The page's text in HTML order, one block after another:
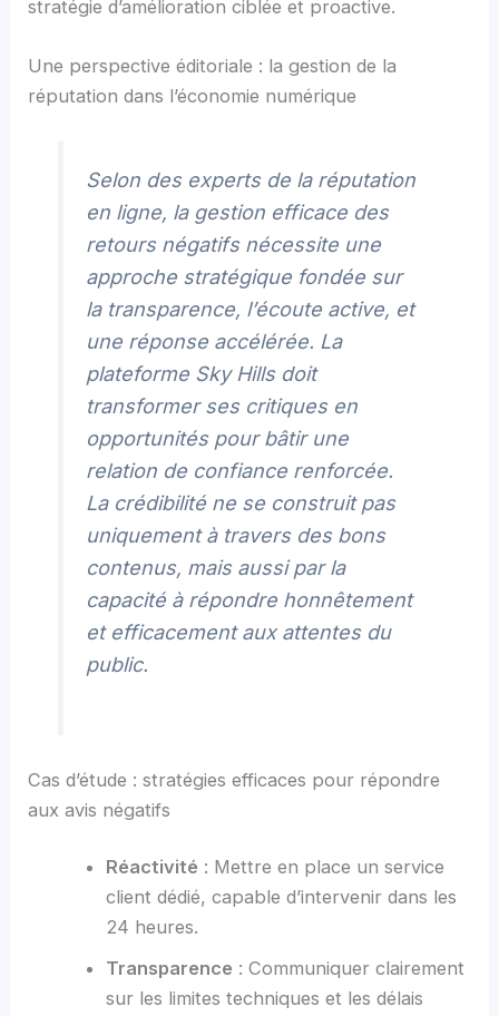
stratégie d’amélioration ciblée et proactive.
Une perspective éditoriale : la gestion de la
réputation dans l’économie numérique
Selon des experts de la réputation
en ligne, la gestion efficace des
retours négatifs nécessite une
approche stratégique fondée sur
la transparence, l’écoute active, et
une réponse accélérée. La
plateforme Sky Hills doit
transformer ses critiques en
opportunités pour bâtir une
relation de confiance renforcée.
La crédibilité ne se construit pas
uniquement à travers des bons
contenus, mais aussi par la
capacité à répondre honnêtement
et efficacement aux attentes du
public.
Cas d’étude : stratégies efficaces pour répondre
aux avis négatifs
Réactivité : Mettre en place un service
client dédié, capable d’intervenir dans les
24 heures.
Transparence : Communiquer clairement
sur les limites techniques et les délais